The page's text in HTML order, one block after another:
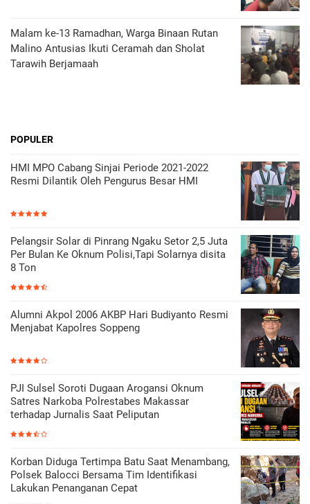
Malam ke-13 Ramadhan, Warga Binaan Rutan
Malino Antusias Ikuti Ceramah dan Sholat
Tarawih Berjamaah
POPULER
HMI MPO Cabang Sinjai Periode 2021-2022
Resmi Dilantik Oleh Pengurus Besar HMI
Pelangsir Solar di Pinrang Ngaku Setor 2,5 Juta
Per Bulan Ke Oknum Polisi,Tapi Solarnya disita
8 Ton
Alumni Akpol 2006 AKBP Hari Budiyanto Resmi
Menjabat Kapolres Soppeng
PJI Sulsel Soroti Dugaan Arogansi Oknum
Satres Narkoba Polrestabes Makassar
terhadap Jurnalis Saat Peliputan
Korban Diduga Tertimpa Batu Saat Menambang,
Polsek Balocci Bersama Tim Identifikasi
Lakukan Penanganan Cepat